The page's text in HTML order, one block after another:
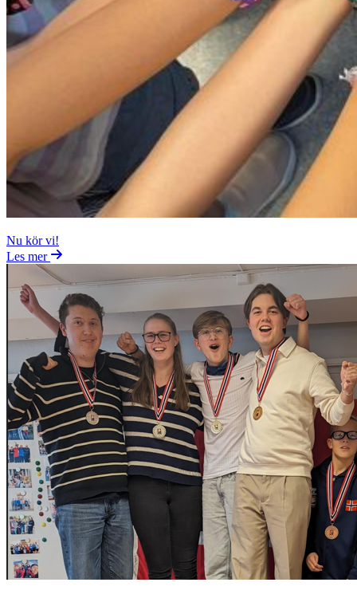
Nu kör vi!
Les mer